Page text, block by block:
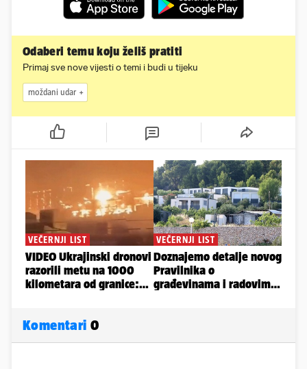
Odaberi temu koju želiš pratiti
Primaj sve nove vijesti o temi i budi u tijeku
moždani udar
Komentari 0